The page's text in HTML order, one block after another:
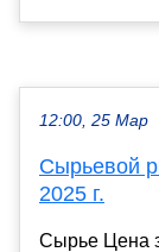
12:00, 25 Мар
Сырьевой
2025 г.
Сырье Цена